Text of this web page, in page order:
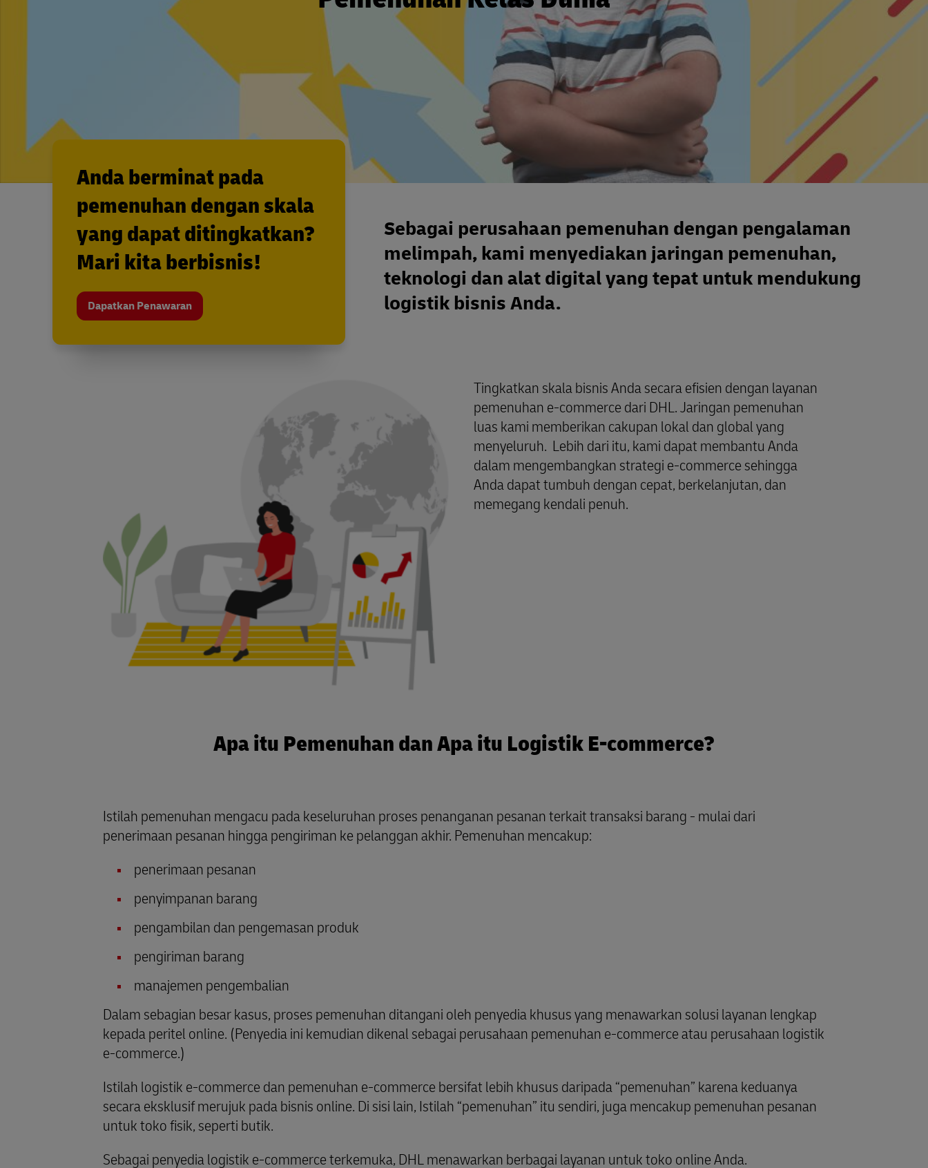
Sebagai perusahaan pemenuhan dengan pengalaman
melimpah, kami menyediakan jaringan pemenuhan,
teknologi dan alat digital yang tepat untuk mendukung
logistik bisnis Anda.
Anda berminat pada
pemenuhan dengan skala
yang dapat ditingkatkan?
Mari kita berbisnis!
Dapatkan Penawaran
Tingkatkan skala bisnis Anda secara efisien dengan layanan
pemenuhan e-commerce dari DHL. Jaringan pemenuhan
luas kami memberikan cakupan lokal dan global yang
menyeluruh. Lebih dari itu, kami dapat membantu Anda
dalam mengembangkan strategi e-commerce sehingga
Anda dapat tumbuh dengan cepat, berkelanjutan, dan
memegang kendali penuh.
Apa itu Pemenuhan dan Apa itu Logistik E-commerce?
Istilah pemenuhan mengacu pada keseluruhan proses penanganan pesanan terkait transaksi barang - mulai dari
penerimaan pesanan hingga pengiriman ke pelanggan akhir. Pemenuhan mencakup:
penerimaan pesanan
penyimpanan barang
pengambilan dan pengemasan produk
pengiriman barang
manajemen pengembalian
Dalam sebagian besar kasus, proses pemenuhan ditangani oleh penyedia khusus yang menawarkan solusi layanan lengkap
kepada peritel online. (Penyedia ini kemudian dikenal sebagai perusahaan pemenuhan e-commerce atau perusahaan logistik
e-commerce.)
Istilah logistik e-commerce dan pemenuhan e-commerce bersifat lebih khusus daripada “pemenuhan” karena keduanya
secara eksklusif merujuk pada bisnis online. Di sisi lain, Istilah “pemenuhan” itu sendiri, juga mencakup pemenuhan pesanan
untuk toko fisik, seperti butik.
Sebagai penyedia logistik e-commerce terkemuka, DHL menawarkan berbagai layanan untuk toko online Anda.